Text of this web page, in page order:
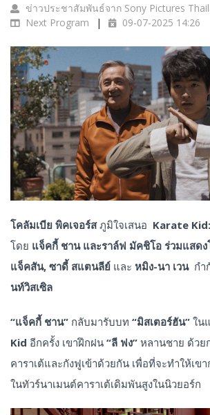
ข่าวประชาสัมพันธ์จาก Sony Pictures
Next Program
09-07-2025 14:26
โคลัมเบีย พิคเจอร์สภูมิใจเสนอ Karate
โดย แจ็คกี้ ชาน และราล์ฟ มัคชิโอ ร่วมแสดง
แจ็คสัน, ซาดี้ สแตนลีย์ และ หมิง-นา เวนกำ
นท์วิสเซิล
“แจ็คกี้ ชาน” กลับมารับบท “มิสเตอร์ฮัน” ใน
Kid อีกครั้ง เขาฝึกฝน “ลี ฟง” หลานชาย ด้วย
คาราเต้และกังฟูเข้าด้วยกัน เพื่อที่จะทำให้เข
ในทัวร์นาเมนต์คาราเต้เดิมพันสูงในนิวยอร์ก